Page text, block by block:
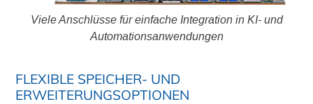
Viele Anschlüsse für einfache Integration in KI- und
Automationsanwendungen
FLEXIBLE SPEICHER- UND
ERWEITERUNGSOPTIONEN